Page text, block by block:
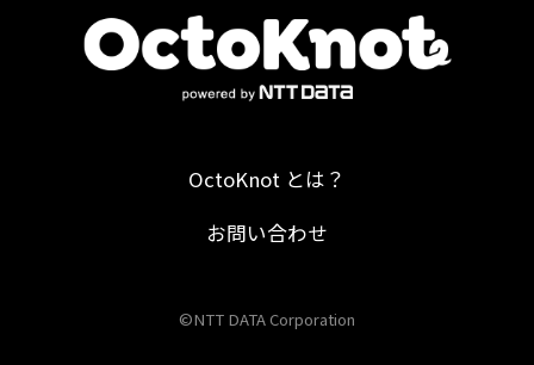
OctoKnot とは？
お問い合わせ
©NTT DATA Corporation